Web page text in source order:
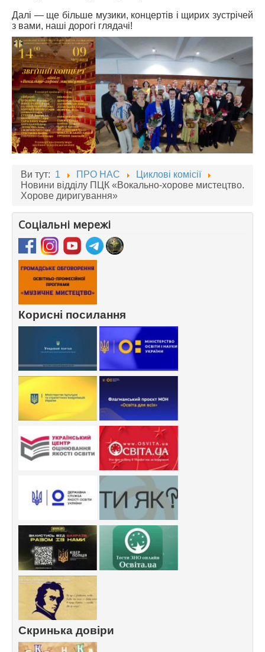
Далі — ще більше музики, концертів і щирих зустрічей
з вами, наші дорогі глядачі!
Ви тут: 1 ПРО НАС
Циклові комісії
Новини відділу ПЦК «Вокально-хорове мистецтво.
Хорове диригування»
Соціальні мережі
Корисні посилання
Скринька довіри